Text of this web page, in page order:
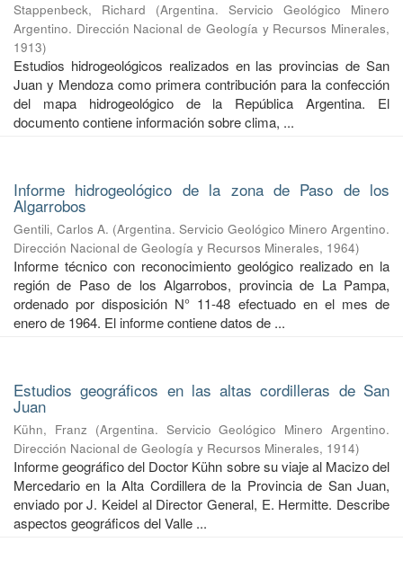
Stappenbeck, Richard (Argentina. Servicio Geológico Minero
Argentino. Dirección Nacional de Geología y Recursos Minerales,
1913)
Estudios hidrogeológicos realizados en las provincias de San
Juan y Mendoza como primera contribución para la confección
del mapa hidrogeológico de la República Argentina. El
documento contiene información sobre clima, ...
Informe hidrogeológico de la zona de Paso de los
Algarrobos
Gentili, Carlos A. (Argentina. Servicio Geológico Minero Argentino.
Dirección Nacional de Geología y Recursos Minerales, 1964)
Informe técnico con reconocimiento geológico realizado en la
región de Paso de los Algarrobos, provincia de La Pampa,
ordenado por disposición N° 11-48 efectuado en el mes de
enero de 1964. El informe contiene datos de ...
Estudios geográficos en las altas cordilleras de San
Juan
Kühn, Franz (Argentina. Servicio Geológico Minero Argentino.
Dirección Nacional de Geología y Recursos Minerales, 1914)
Informe geográfico del Doctor Kühn sobre su viaje al Macizo del
Mercedario en la Alta Cordillera de la Provincia de San Juan,
enviado por J. Keidel al Director General, E. Hermitte. Describe
aspectos geográficos del Valle ...